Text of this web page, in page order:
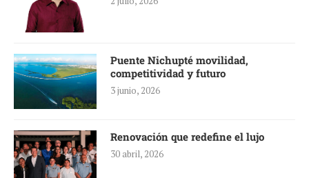
Puente Nichupté movilidad,
competitividad y futuro
3 junio, 2026
Renovación que redefine el lujo
30 abril, 2026